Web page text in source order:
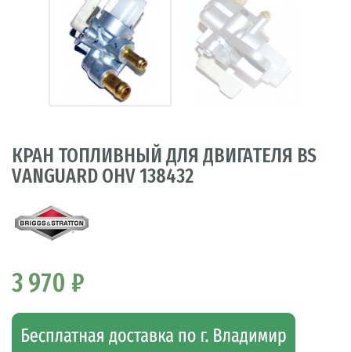
КРАН ТОПЛИВНЫЙ ДЛЯ ДВИГАТЕЛЯ BS
VANGUARD OHV 138432
3 970 ₽